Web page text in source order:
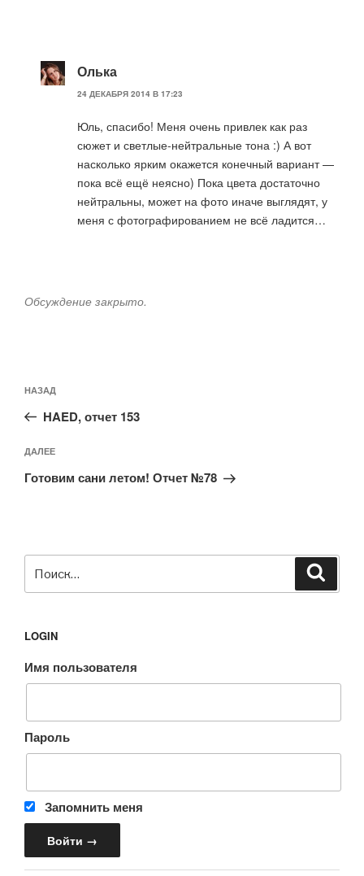
Олька
24 ДЕКАБРЯ 2014 В 17:23
Юль, спасибо! Меня очень привлек как раз
сюжет и светлые-нейтральные тона :) А вот
насколько ярким окажется конечный вариант —
пока всё ещё неясно) Пока цвета достаточно
нейтральны, может на фото иначе выглядят, у
меня с фотографированием не всё ладится…
Обсуждение закрыто.
по
записям
Предыдущая
запись:
НАЗАД
HAED, отчет 153
Следующая
запись
ДАЛЕЕ
Готовим сани летом! Отчет №78
LOGIN
Имя пользователя
Пароль
Запомнить меня